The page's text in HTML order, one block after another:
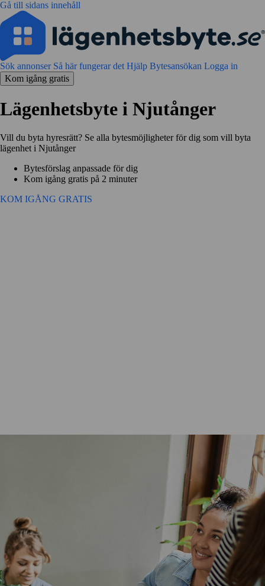
Gå till sidans innehåll
Sök annonser Så här fungerar det Hjälp Bytesansökan Logga in
Kom igång gratis
Lägenhetsbyte i Njutånger
Vill du byta hyresrätt? Se alla bytesmöjligheter för dig som vill byta
lägenhet i Njutånger
Bytesförslag anpassade för dig
Kom igång gratis på 2 minuter
KOM IGÅNG GRATIS